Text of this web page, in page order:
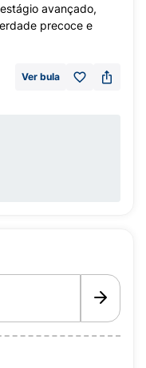
avançado,
precoce e
Ver bula